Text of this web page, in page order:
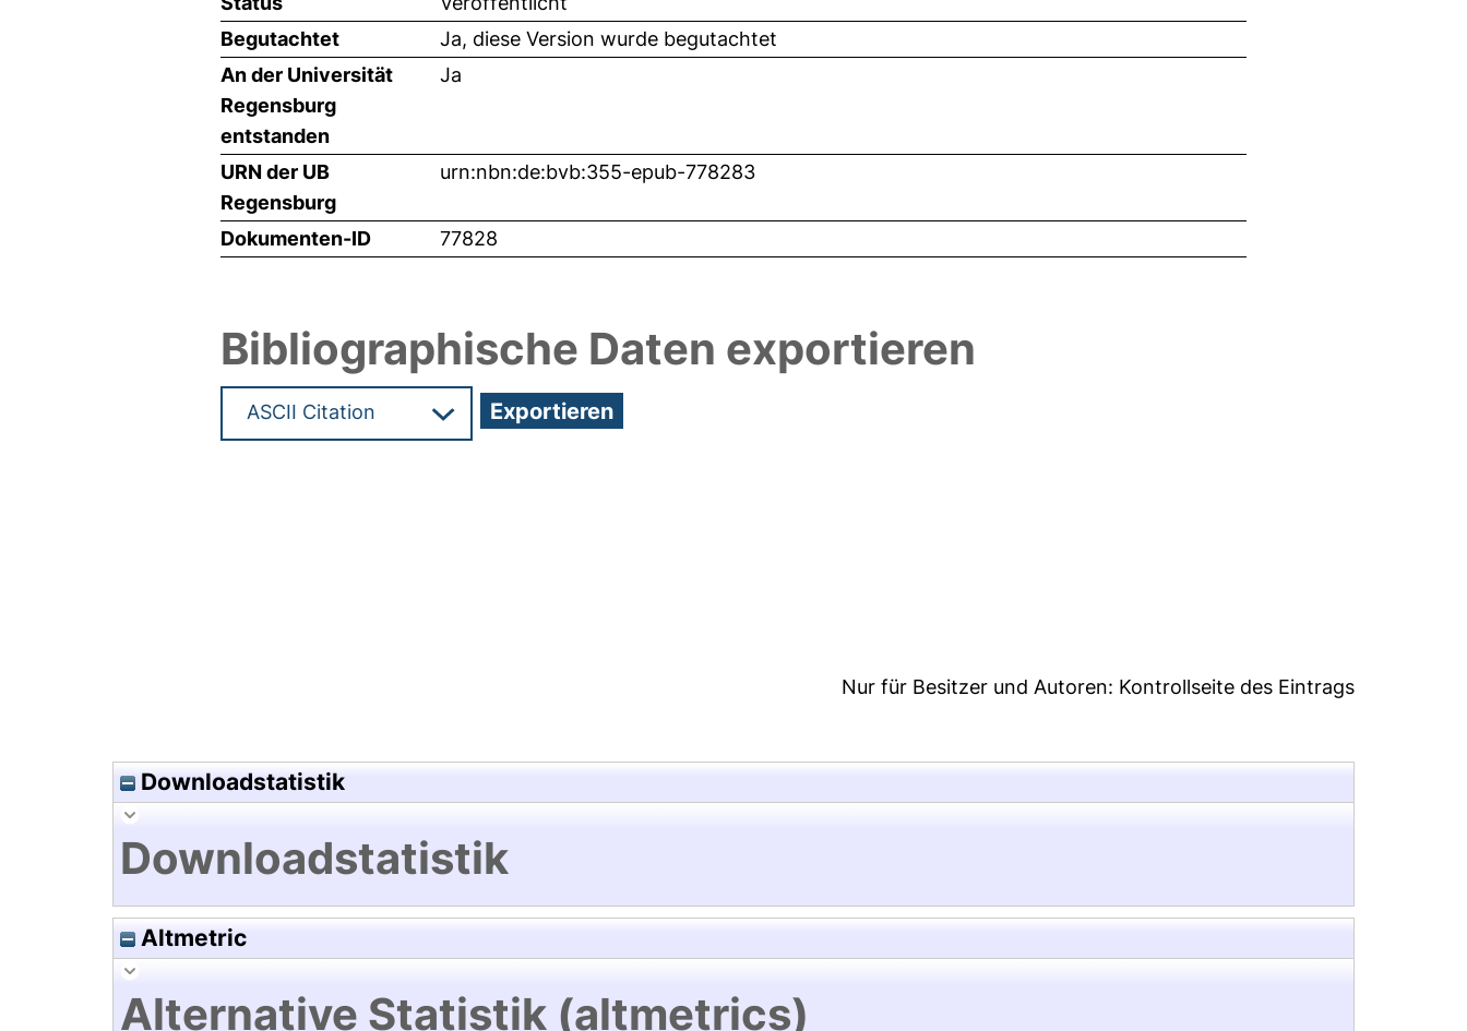
Begutachtet
Ja, diese Version wurde begutachtet
An der Universität
Regensburg
entstanden
Ja
URN der UB
Regensburg
urn:nbn:de:bvb:355-epub-778283
Dokumenten-ID 77828
Bibliographische Daten exportieren
Nur für Besitzer und Autoren: Kontrollseite des Eintrags
Downloadstatistik
Downloadstatistik
Altmetric
Alternative Statistik (altmetrics)